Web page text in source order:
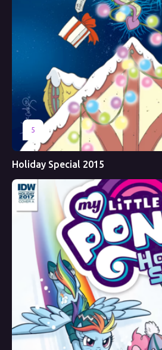
5
Holiday Special 2015